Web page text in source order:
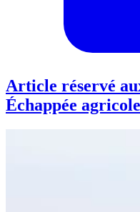
Article réservé
Échappée